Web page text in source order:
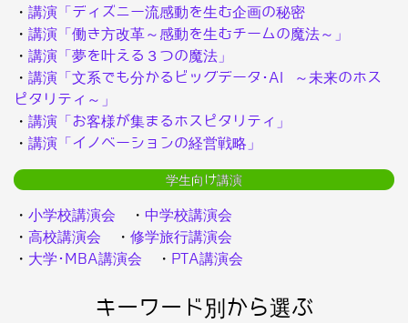
・ 講演「ディズニー流感動を生む企画の秘密
・ 講演「働き方改革～感動を生むチームの魔法～」
・ 講演「夢を叶える３つの魔法」
・ 講演「文系でも分かるビッグデータ･AI ～未来のホス
ピタリティ～」
・ 講演「お客様が集まるホスピタリティ」
・ 講演「イノベーションの経営戦略」
学生向け講演
・ 小学校講演会 ・ 中学校講演会
・ 高校講演会 ・ 修学旅行講演会
・ 大学･MBA講演会 ・ PTA講演会
キーワード別から選ぶ